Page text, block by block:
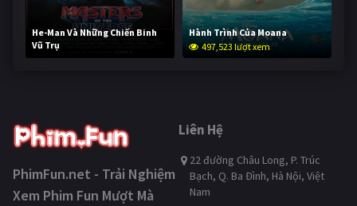
He-Man Và Những Chiến Binh
Vũ Trụ
246,805 lượt xem
Hành Trình Của Moana
497,523 lượt xem
PhimFun.net - Trải Nghiệm
Xem Phim Fun Mượt Mà
Liên Hệ
22 đường Châu Long, P. Trúc
Bạch, Q. Ba Đình, Hà Nội, Việt
Nam